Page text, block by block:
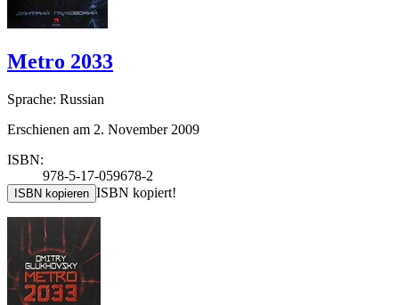
Metro 2033
Sprache: Russian
Erschienen am 2. November 2009
ISBN:
978-5-17-059678-2
ISBN kopieren ISBN kopiert!